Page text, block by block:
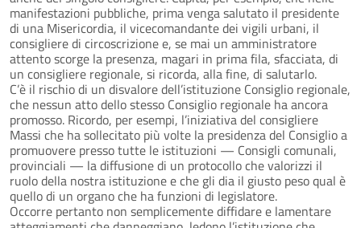
manifestazioni pubbliche, prima venga salutato il presidente
di una Misericordia, il vicecomandante dei vigili urbani, il
consigliere di circoscrizione e, se mai un amministratore
attento scorge la presenza, magari in prima fila, sfacciata, di
un consigliere regionale, si ricorda, alla fine, di salutarlo.
C’è il rischio di un disvalore dell’istituzione Consiglio regionale,
che nessun atto dello stesso Consiglio regionale ha ancora
promosso. Ricordo, per esempi, l’iniziativa del consigliere
Massi che ha sollecitato più volte la presidenza del Consiglio a
promuovere presso tutte le istituzioni — Consigli comunali,
provinciali — la diffusione di un protocollo che valorizzi il
ruolo della nostra istituzione e che gli dia il giusto peso qual è
quello di un organo che ha funzioni di legislatore.
Occorre pertanto non semplicemente diffidare e lamentare